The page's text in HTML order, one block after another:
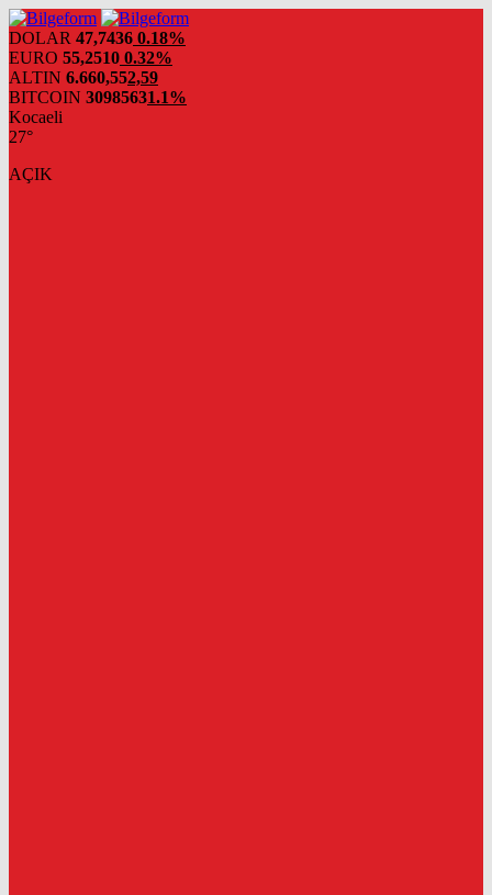
DOLAR 47,7436 0.18%
EURO 55,2510 0.32%
ALTIN 6.660,552,59
BITCOIN 30985631.1%
Kocaeli
27°
AÇIK